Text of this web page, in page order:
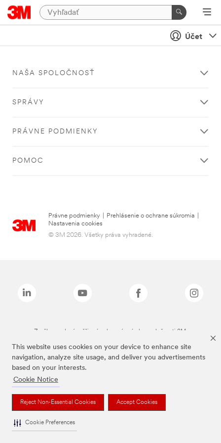
This website uses cookies on your device to enhance site
navigation, analyze site usage, and deliver you advertisements
based on your interests.
Cookie Notice
Reject Non-Essential Cookies Accept Cookies
Cookie Preferences
Účet
NAŠA SPOLOČNOSŤ
SPRÁVY
PRÁVNE PODMIENKY
POMOC
Právne podmienky Prehlásenie o ochrane súkromia
Nastavenia cookies
© 3M 2026. Všetky práva vyhradené.
Značky uvedené vyššie sú ochranné známky spoločnosti 3M.